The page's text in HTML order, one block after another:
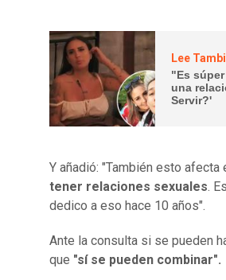
Lee
"Es
una
Servir?'
Y añadió: "También esto afecta
tener relaciones sexuales.
dedico a eso hace 10 años".
Ante la consulta si se pueden
que "sí se pueden combinar".